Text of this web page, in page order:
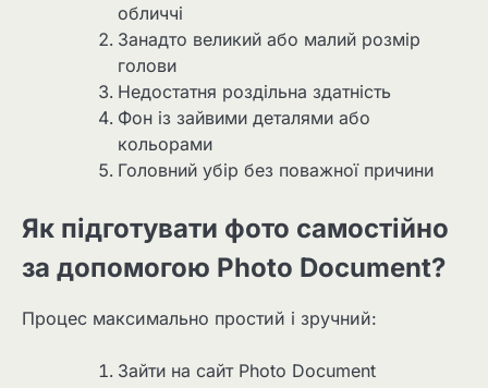
обличчі
Занадто великий або малий розмір
голови
Недостатня роздільна здатність
Фон із зайвими деталями або
кольорами
Головний убір без поважної причини
Як підготувати фото самостійно
за допомогою Photo Document?
Процес максимально простий і зручний:
Зайти на сайт Photo Document